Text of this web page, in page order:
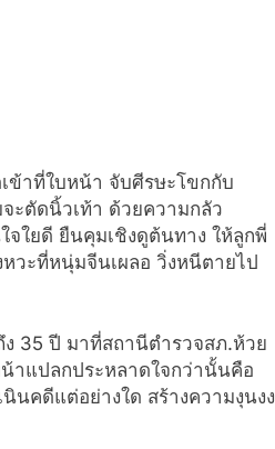
ข้าที่ใบหน้า จับศีรษะโขกกับ
ะตัดนิ้วเท้า ด้วยความกลัว
ใยดี ยืนคุมเชิงดูต้นทาง ให้ลูกพี่
วะที่หนุ่มจีนเผลอ วิ่งหนีตายไป
35 ปี มาที่สถานีตำรวจสภ.ห้วย
าแปลกประหลาดใจกว่านั้นคือ
นคดีแต่อย่างใด สร้างความงุนงง